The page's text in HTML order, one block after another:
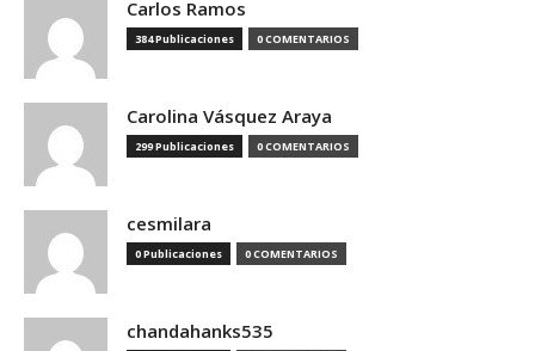
Carlos Ramos
384 Publicaciones 0 COMENTARIOS
Carolina Vásquez Araya
299 Publicaciones 0 COMENTARIOS
cesmilara
0 Publicaciones 0 COMENTARIOS
chandahanks535